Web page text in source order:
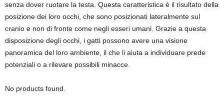
senza dover ruotare la testa. Questa caratteristica è il risultato della
posizione dei loro occhi, che sono posizionati lateralmente sul
cranio e non di fronte come negli esseri umani. Grazie a questa
disposizione degli occhi, i gatti possono avere una visione
panoramica del loro ambiente, il che li aiuta a individuare prede
potenziali o a rilevare possibili minacce.
No products found.